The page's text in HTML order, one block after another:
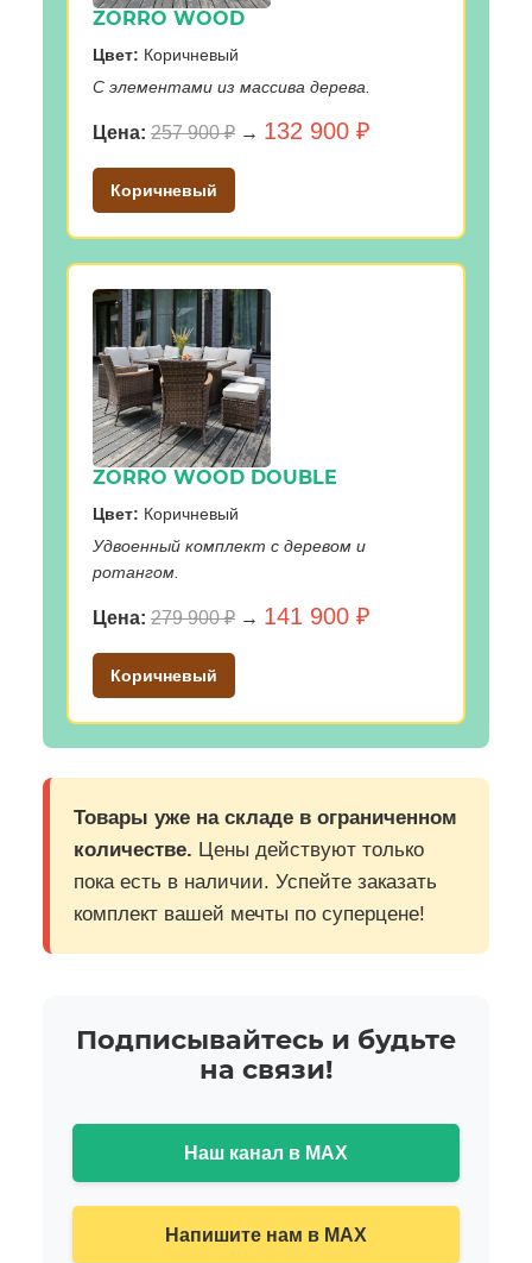
ZORRO WOOD
Цвет: Коричневый
С элементами из массива дерева.
Цена: 257 900 ₽ → 132 900 ₽
Коричневый
ZORRO WOOD DOUBLE
Цвет: Коричневый
Удвоенный комплект с деревом и
ротангом.
Цена: 279 900 ₽ → 141 900 ₽
Коричневый
Товары уже на складе в ограниченном
количестве. Цены действуют только
пока есть в наличии. Успейте заказать
комплект вашей мечты по суперцене!
Подписывайтесь и будьте
на связи!
Наш канал в MAX
Напишите нам в MAX